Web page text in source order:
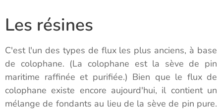
Les résines
C'est l'un des types de flux les plus anciens, à base
de colophane. (La colophane est la sève de pin
maritime raffinée et purifiée.) Bien que le flux de
colophane existe encore aujourd'hui, il contient un
mélange de fondants au lieu de la sève de pin pure.